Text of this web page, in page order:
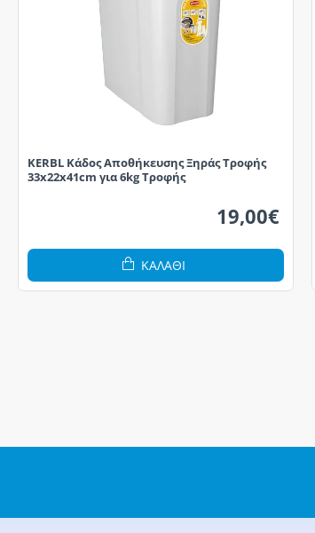
KERBL Κάδος Αποθήκευσης Ξηράς Τροφής
33x22x41cm για 6kg Τροφής
19,00€
ΚΑΛΆΘΙ